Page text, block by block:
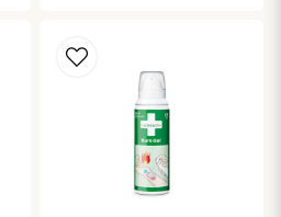
akuta situationer är den
ett viktigt tillskott till första
hjälpen‑utrustningen i
arbetsmiljöer där risk för
ögonexponering finns.